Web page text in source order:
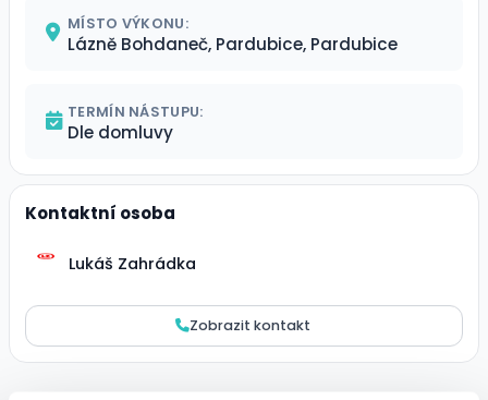
MÍSTO VÝKONU:
Lázně Bohdaneč, Pardubice, Pardubice
TERMÍN NÁSTUPU:
Dle domluvy
Kontaktní osoba
Lukáš Zahrádka
Zobrazit kontakt